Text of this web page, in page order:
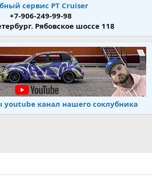
сервис PT Cruiser
+7-906-249-99-98
Рябовское шоссе 118
канал нашего соклубника